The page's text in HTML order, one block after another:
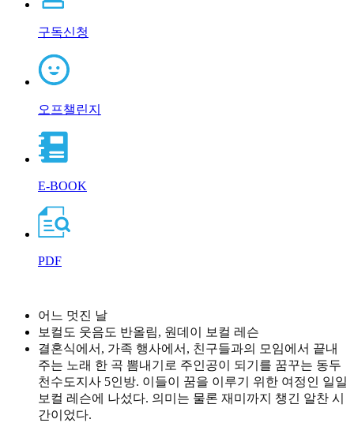
구독신청
오프챌린지
E-BOOK
PDF
어느 멋진 날
보컬도 웃음도 반올림, 원데이 보컬 레슨
결혼식에서, 가족 행사에서, 친구들과의 모임에서 끝내
주는 노래 한 곡 뽐내기로 주인공이 되기를 꿈꾸는 동두
천수도지사 5인방. 이들이 꿈을 이루기 위한 여정인 일일
보컬 레슨에 나섰다. 의미는 물론 재미까지 챙긴 알찬 시
간이었다.